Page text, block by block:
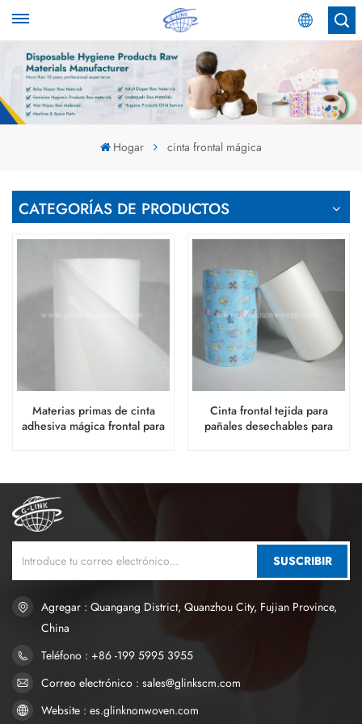
Español
English
Hogar cinta frontal mágica
CATEGORÍAS DE PRODUCTOS
Materias primas de cinta
adhesiva mágica frontal para
Cinta frontal tejida para
pañales desechables para
SUSCRIBIR
Agregar : Quangang District, Quanzhou City, Fujian Province,
China
Teléfono : +86 -199 5995 3955
Correo electrónico : sales@glinkscm.com
Website : es.glinknonwoven.com